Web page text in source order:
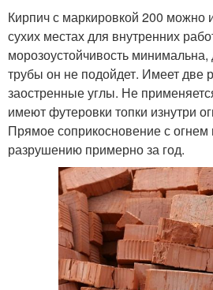
Кирпич с маркировкой 200 можно
сухих местах для внутренних
морозоустойчивость минимальна,
трубы он не подойдет. Имеет две
заостренные углы. Не
имеют футеровки топки изнутри
Прямое соприкосновение с огнем
разрушению примерно за год.